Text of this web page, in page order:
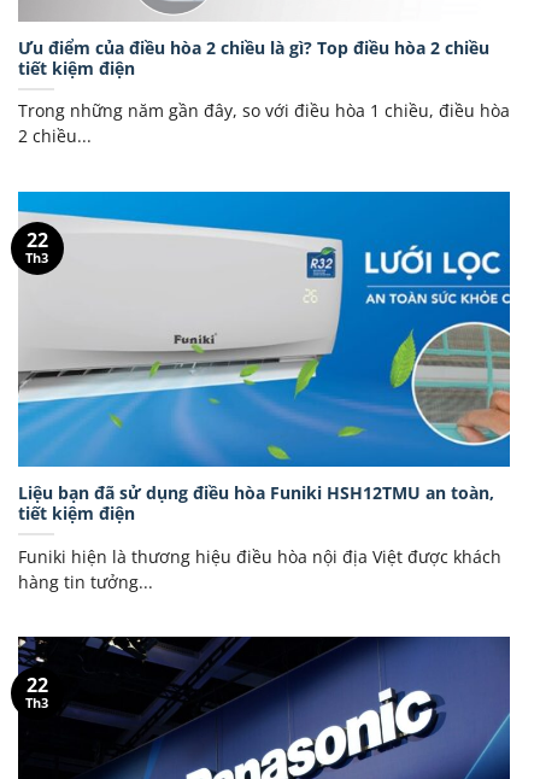
Ưu điểm của điều hòa 2 chiều là gì? Top điều hòa 2 chiều
tiết kiệm điện
Trong những năm gần đây, so với điều hòa 1 chiều, điều hòa
2 chiều...
Liệu bạn đã sử dụng điều hòa Funiki HSH12TMU an toàn,
tiết kiệm điện
Funiki hiện là thương hiệu điều hòa nội địa Việt được khách
hàng tin tưởng...
22
Th3
22
Th3